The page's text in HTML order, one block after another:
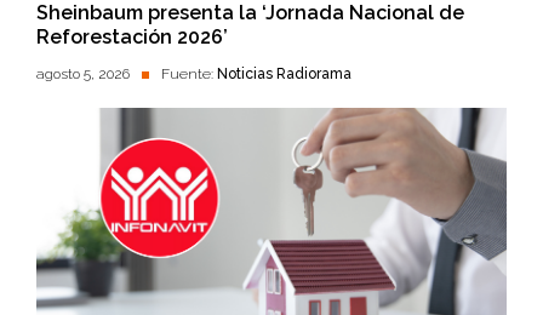
Sheinbaum presenta la ‘Jornada Nacional de
Reforestación 2026’
agosto 5, 2026 Fuente: Noticias Radiorama